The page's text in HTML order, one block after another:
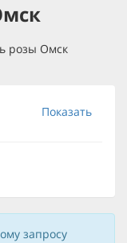
розы Омск
Показать
запросу